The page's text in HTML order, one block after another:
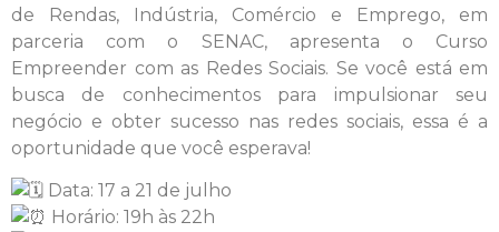
de Rendas, Indústria, Comércio e Emprego, em
parceria com o SENAC, apresenta o Curso
Empreender com as Redes Sociais. Se você está em
busca de conhecimentos para impulsionar seu
negócio e obter sucesso nas redes sociais, essa é a
oportunidade que você esperava!
Data: 17 a 21 de julho
Horário: 19h às 22h